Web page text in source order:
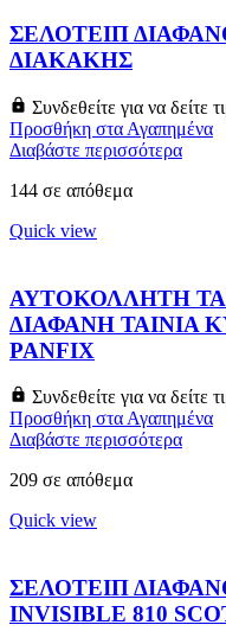
ΣΕΛΟΤΕΙΠ
ΔΙΑΚΑΚΗΣ
Συνδεθείτε για να δείτε
Προσθήκη στα Αγαπημένα
Διαβάστε περισσότερα
144 σε απόθεμα
Quick view
ΑΥΤΟΚΟΛΛΗΤΗ
ΔΙΑΦΑΝΗ ΤΑΙΝΙΑ
PANFIX
Συνδεθείτε για να δείτε
Προσθήκη στα Αγαπημένα
Διαβάστε περισσότερα
209 σε απόθεμα
Quick view
ΣΕΛΟΤΕΙΠ
INVISIBLE 810